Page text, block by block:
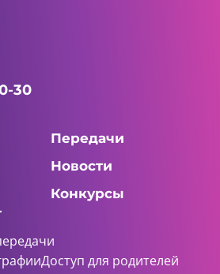
30
Передачи
Новости
Конкурсы
Доступ для родителей